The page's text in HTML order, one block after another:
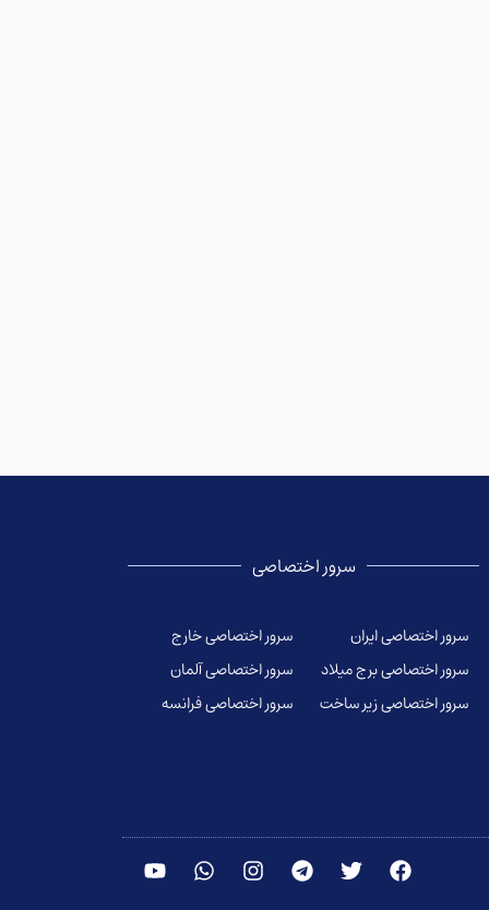
سرور اختصاصی
سرور اختصاصی ایران
سرور اختصاصی برج میلاد
سرور اختصاصی زیر ساخت
سرور اختصاصی خارج
سرور اختصاصی آلمان
سرور اختصاصی فرانسه